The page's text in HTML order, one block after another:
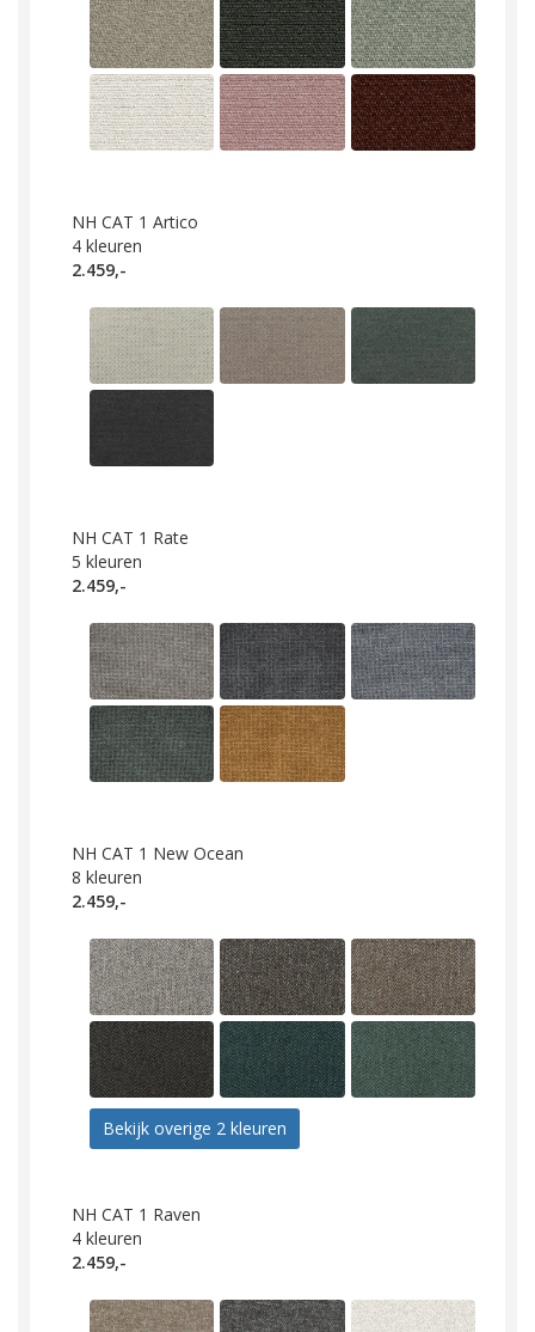
NH CAT 1 Artico
4 kleuren
2.459,-
NH CAT 1 Rate
5 kleuren
2.459,-
NH CAT 1 New Ocean
8 kleuren
2.459,-
Bekijk overige 2 kleuren
NH CAT 1 Raven
4 kleuren
2.459,-